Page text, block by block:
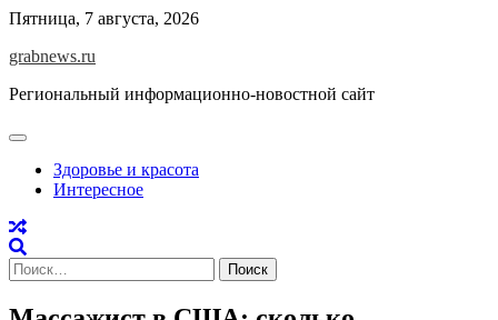
Skip
content
Пятница, 7 августа, 2026
grabnews.ru
Региональный информационно-новостной сайт
Здоровье и красота
Интересное
Найти: